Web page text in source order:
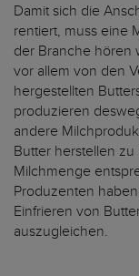
Damit sich die
rentiert, muss eine
der Branche hören
vor allem von den
hergestellten
produzieren
andere
Butter herstellen
Milchmenge
Produzenten
Einfrieren von
auszugleichen.